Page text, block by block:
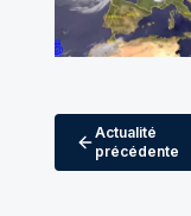
Actualité
précédente